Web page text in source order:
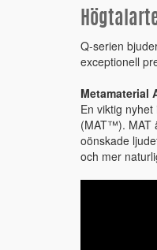
Q-serien
exceptionell
Metamaterial
En viktig
(MAT™). MAT
oönskade
och mer